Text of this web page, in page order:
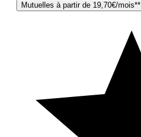
Mutuelles à partir de 19,70€/mois**